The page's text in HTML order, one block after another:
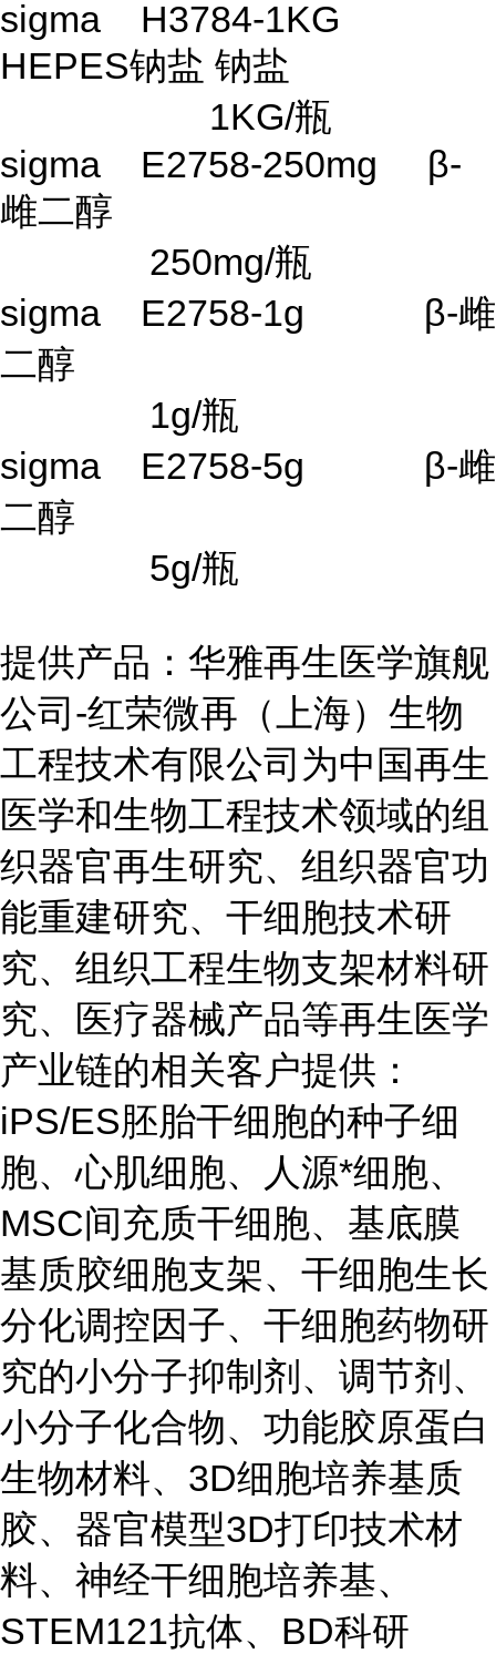
sigma H3784-1KG
HEPES钠盐 钠盐
1KG/瓶
sigma E2758-250mg β-
雌二醇
250mg/瓶
sigma E2758-1g β-雌
二醇
1g/瓶
sigma E2758-5g β-雌
二醇
5g/瓶
提供产品：华雅再生医学旗舰
公司-红荣微再（上海）生物
工程技术有限公司为中国再生
医学和生物工程技术领域的组
织器官再生研究、组织器官功
能重建研究、干细胞技术研
究、组织工程生物支架材料研
究、医疗器械产品等再生医学
产业链的相关客户提供：
iPS/ES胚胎干细胞的种子细
胞、心肌细胞、人源*细胞、
MSC间充质干细胞、基底膜
基质胶细胞支架、干细胞生长
分化调控因子、干细胞药物研
究的小分子抑制剂、调节剂、
小分子化合物、功能胶原蛋白
生物材料、3D细胞培养基质
胶、器官模型3D打印技术材
料、神经干细胞培养基、
STEM121抗体、BD科研